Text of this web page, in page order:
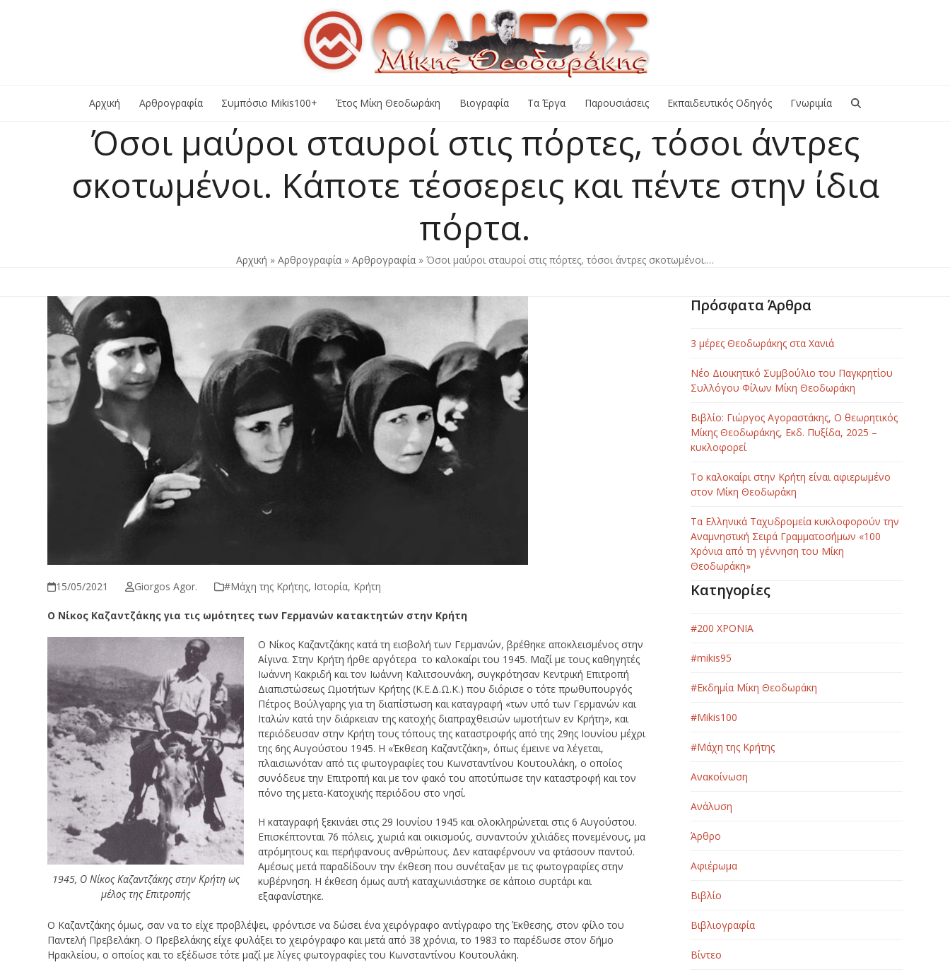
Αρχική Αρθρογραφία Συμπόσιο Mikis100+ Έτος Μίκη Θεοδωράκη Βιογραφία Τα Έργα Παρουσιάσεις Εκπαιδευτικός Οδηγός Γνωριμία
Όσοι μαύροι σταυροί στις πόρτες, τόσοι άντρες
σκοτωμένοι. Κάποτε τέσσερεις και πέντε στην ίδια
πόρτα.
Αρχική » Αρθρογραφία » Αρθρογραφία » Όσοι μαύροι σταυροί στις πόρτες, τόσοι άντρες σκοτωμένοι.…
15/05/2021 Giorgos Agor. #Μάχη της Κρήτης, Ιστορία, Κρήτη
Ο Νίκος Καζαντζάκης για τις ωμότητες των Γερμανών κατακτητών στην Κρήτη
1945, Ο Νίκος Καζαντζάκης στην Κρήτη ως
μέλος της Επιτροπής
Ο Νίκος Καζαντζάκης κατά τη εισβολή των Γερμανών, βρέθηκε αποκλεισμένος στην
Αίγινα. Στην Κρήτη ήρθε αργότερα το καλοκαίρι του 1945. Μαζί με τους καθηγητές
Ιωάννη Κακριδή και τον Ιωάννη Καλιτσουνάκη, συγκρότησαν Κεντρική Επιτροπή
Διαπιστώσεως Ωμοτήτων Κρήτης (Κ.Ε.Δ.Ω.Κ.) που διόρισε ο τότε πρωθυπουργός
Πέτρος Βούλγαρης για τη διαπίστωση και καταγραφή «των υπό των Γερμανών και
Ιταλών κατά την διάρκειαν της κατοχής διαπραχθεισών ωμοτήτων εν Κρήτη», και
περιόδευσαν στην Κρήτη τους τόπους της καταστροφής από της 29ης Ιουνίου μέχρι
της 6ης Αυγούστου 1945. Η «Έκθεση Καζαντζάκη», όπως έμεινε να λέγεται,
πλαισιωνόταν από τις φωτογραφίες του Κωνσταντίνου Κουτουλάκη, ο οποίος
συνόδευε την Επιτροπή και με τον φακό του αποτύπωσε την καταστροφή και τον
πόνο της μετα-Κατοχικής περιόδου στο νησί.
Η καταγραφή ξεκινάει στις 29 Ιουνίου 1945 και ολοκληρώνεται στις 6 Αυγούστου.
Επισκέπτονται 76 πόλεις, χωριά και οικισμούς, συναντούν χιλιάδες πονεμένους, μα
ατρόμητους και περήφανους ανθρώπους. Δεν καταφέρνουν να φτάσουν παντού.
Αμέσως μετά παραδίδουν την έκθεση που συνέταξαν με τις φωτογραφίες στην
κυβέρνηση. Η έκθεση όμως αυτή καταχωνιάστηκε σε κάποιο συρτάρι και
εξαφανίστηκε.
Ο Καζαντζάκης όμως, σαν να το είχε προβλέψει, φρόντισε να δώσει ένα χειρόγραφο αντίγραφο της Έκθεσης, στον φίλο του
Παντελή Πρεβελάκη. Ο Πρεβελάκης είχε φυλάξει το χειρόγραφο και μετά από 38 χρόνια, το 1983 το παρέδωσε στον δήμο
Ηρακλείου, ο οποίος και το εξέδωσε τότε μαζί με λίγες φωτογραφίες του Κωνσταντίνου Κουτουλάκη.
Πρόσφατα Άρθρα
3 μέρες Θεοδωράκης στα Χανιά
Νέο Διοικητικό Συμβούλιο του Παγκρητίου
Συλλόγου Φίλων Μίκη Θεοδωράκη
Βιβλίο: Γιώργος Αγοραστάκης, Ο θεωρητικός
Μίκης Θεοδωράκης, Εκδ. Πυξίδα, 2025 –
κυκλοφορεί
Το καλοκαίρι στην Κρήτη είναι αφιερωμένο
στον Μίκη Θεοδωράκη
Τα Ελληνικά Ταχυδρομεία κυκλοφορούν την
Αναμνηστική Σειρά Γραμματοσήμων «100
Χρόνια από τη γέννηση του Μίκη
Θεοδωράκη»
Κατηγορίες
#200 ΧΡΟΝΙΑ
#mikis95
#Εκδημία Μίκη Θεοδωράκη
#Μikis100
#Μάχη της Κρήτης
Ανακοίνωση
Ανάλυση
Άρθρο
Αφιέρωμα
Βιβλίο
Βιβλιογραφία
Βίντεο